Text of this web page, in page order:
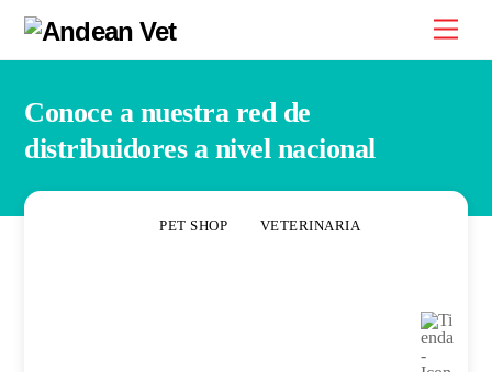
Skip
Conoce a nuestra red de
distribuidores a nivel nacional
PET SHOP VETERINARIA